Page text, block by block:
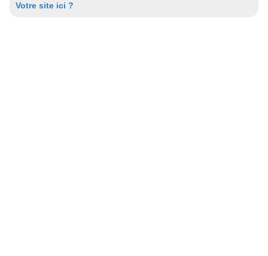
Votre site ici ?